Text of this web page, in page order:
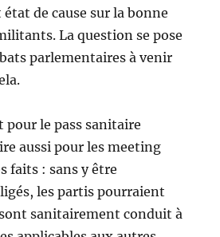
de cause sur la bonne
La question se pose
parlementaires à venir
pour le pass sanitaire
aussi pour les meeting
faits : sans y être
les partis pourraient
sanitairement conduit à